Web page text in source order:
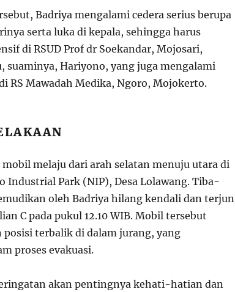
Badriya mengalami cedera serius berupa
serta luka di kepala, sehingga harus
di RSUD Prof dr Soekandar, Mojosari,
suaminya, Hariyono, yang juga mengalami
RS Mawadah Medika, Ngoro, Mojokerto.
melaju dari arah selatan menuju utara di
Industrial Park (NIP), Desa Lolawang. Tiba-
oleh Badriya hilang kendali dan terjun
C pada pukul 12.10 WIB. Mobil tersebut
terbalik di dalam jurang, yang
proses evakuasi.
akan pentingnya kehati-hatian dan